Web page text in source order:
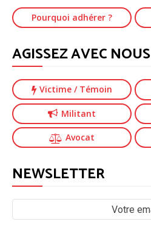
Pourquoi adhérer ?
AGISSEZ AVEC NOUS
Victime / Témoin
Militant
Avocat
NEWSLETTER